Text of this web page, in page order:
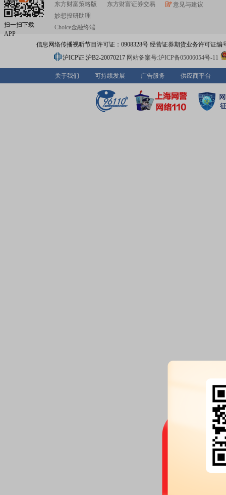
扫一扫下载
APP
东方财富策略版
妙想投研助理
Choice金融终端
东方财富证券交易
意见与建议
信息网络传播视听节目许可证：0908328号 经营证券期货业务许可证编
沪ICP证:沪B2-20070217 网站备案号:沪ICP备05006054号-11
关于我们 可持续发展 广告服务 供应商平台